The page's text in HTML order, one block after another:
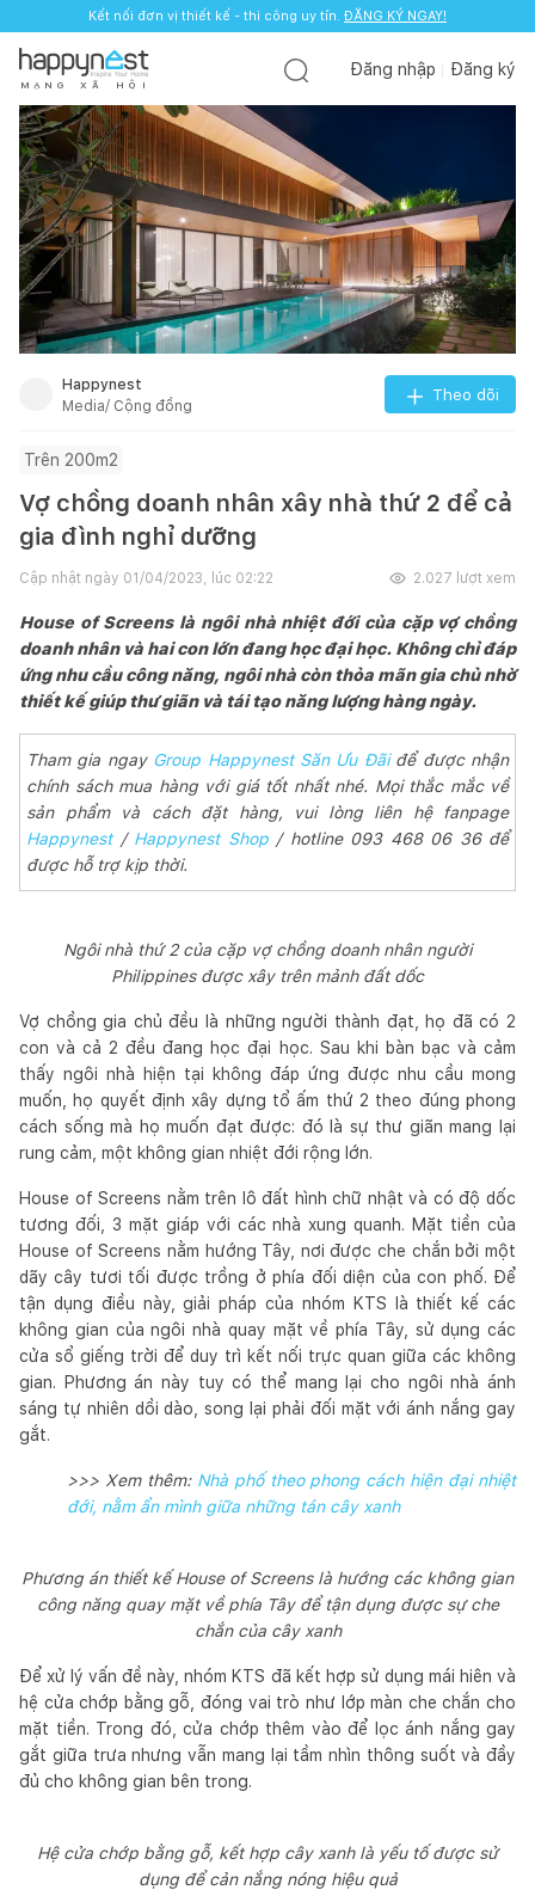
Kết nối đơn vị thiết kế - thi công uy tín. ĐĂNG KÝ NGAY!
M Ạ N G X Ã H Ộ I
Đăng nhập Đăng ký
Happynest
Media/ Cộng đồng
Theo dõi
Trên 200m2
Vợ chồng doanh nhân xây nhà thứ 2 để cả
gia đình nghỉ dưỡng
Cập nhật ngày 01/04/2023, lúc 02:22 2.027 lượt xem
House of Screens là ngôi nhà nhiệt đới của cặp vợ chồng
doanh nhân và hai con lớn đang học đại học. Không chỉ đáp
ứng nhu cầu công năng, ngôi nhà còn thỏa mãn gia chủ nhờ
thiết kế giúp thư giãn và tái tạo năng lượng hàng ngày.
Tham gia ngay Group Happynest Săn Ưu Đãi để được nhận
chính sách mua hàng với giá tốt nhất nhé. Mọi thắc mắc về
sản phẩm và cách đặt hàng, vui lòng liên hệ fanpage
Happynest/ Happynest Shop/ hotline 093 468 06 36 để
được hỗ trợ kịp thời.
Ngôi nhà thứ 2 của cặp vợ chồng doanh nhân người
Philippines được xây trên mảnh đất dốc
Vợ chồng gia chủ đều là những người thành đạt, họ đã có 2
con và cả 2 đều đang học đại học. Sau khi bàn bạc và cảm
thấy ngôi nhà hiện tại không đáp ứng được nhu cầu mong
muốn, họ quyết định xây dựng tổ ấm thứ 2 theo đúng phong
cách sống mà họ muốn đạt được: đó là sự thư giãn mang lại
rung cảm, một không gian nhiệt đới rộng lớn.
House of Screens nằm trên lô đất hình chữ nhật và có độ dốc
tương đối, 3 mặt giáp với các nhà xung quanh. Mặt tiền của
House of Screens nằm hướng Tây, nơi được che chắn bởi một
dãy cây tươi tối được trồng ở phía đối diện của con phố. Để
tận dụng điều này, giải pháp của nhóm KTS là thiết kế các
không gian của ngôi nhà quay mặt về phía Tây, sử dụng các
cửa sổ giếng trời để duy trì kết nối trực quan giữa các không
gian. Phương án này tuy có thể mang lại cho ngôi nhà ánh
sáng tự nhiên dồi dào, song lại phải đối mặt với ánh nắng gay
gắt.
>>> Xem thêm: Nhà phố theo phong cách hiện đại nhiệt
đới, nằm ẩn mình giữa những tán cây xanh
Phương án thiết kế House of Screens là hướng các không gian
công năng quay mặt về phía Tây để tận dụng được sự che
chắn của cây xanh
Để xử lý vấn đề này, nhóm KTS đã kết hợp sử dụng mái hiên và
hệ cửa chớp bằng gỗ, đóng vai trò như lớp màn che chắn cho
mặt tiền. Trong đó, cửa chớp thêm vào để lọc ánh nắng gay
gắt giữa trưa nhưng vẫn mang lại tầm nhìn thông suốt và đầy
đủ cho không gian bên trong.
Hệ cửa chớp bằng gỗ, kết hợp cây xanh là yếu tố được sử
dụng để cản nắng nóng hiệu quả